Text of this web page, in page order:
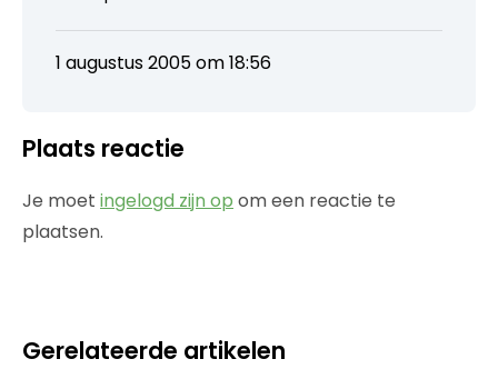
1 augustus 2005 om 18:56
Plaats reactie
Je moet ingelogd zijn op om een reactie te
plaatsen.
Gerelateerde artikelen